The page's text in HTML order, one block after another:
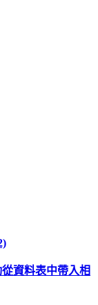
資料表中帶入相